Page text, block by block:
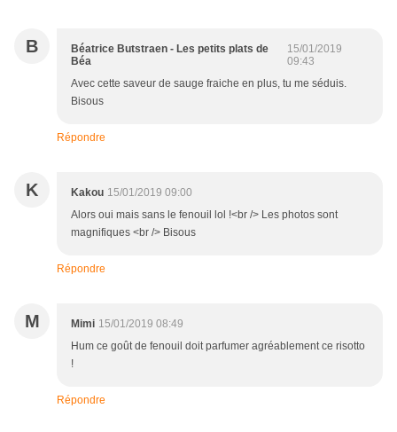
B
Béatrice Butstraen - Les petits plats de
Béa
15/01/2019
09:43
Avec cette saveur de sauge fraiche en plus, tu me séduis.
Bisous
Répondre
K Kakou 15/01/2019 09:00
Alors oui mais sans le fenouil lol !<br /> Les photos sont
magnifiques <br /> Bisous
Répondre
M Mimi 15/01/2019 08:49
Hum ce goût de fenouil doit parfumer agréablement ce risotto
!
Répondre